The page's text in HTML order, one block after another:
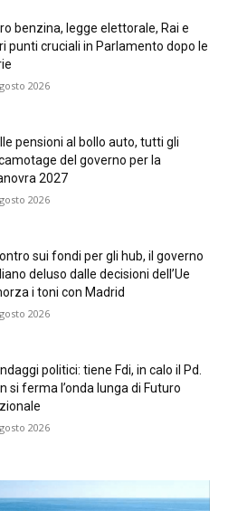
benzina, legge elettorale, Rai e
punti cruciali in Parlamento dopo le
2026
pensioni al bollo auto, tutti gli
del governo per la
2027
2026
sui fondi per gli hub, il governo
deluso dalle decisioni dell’Ue
i toni con Madrid
2026
politici: tiene Fdi, in calo il Pd.
si ferma l’onda lunga di Futuro
2026